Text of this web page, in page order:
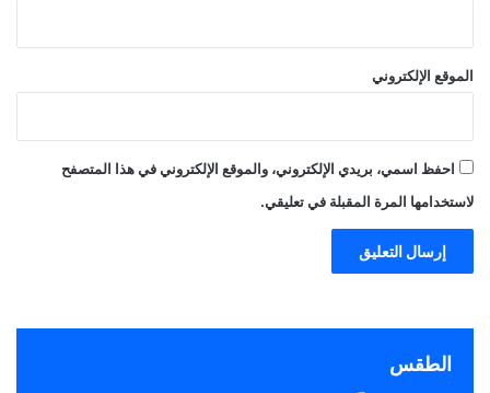
الموقع الإلكتروني
احفظ اسمي، بريدي الإلكتروني، والموقع الإلكتروني في هذا المتصفح
لاستخدامها المرة المقبلة في تعليقي.
الطقس